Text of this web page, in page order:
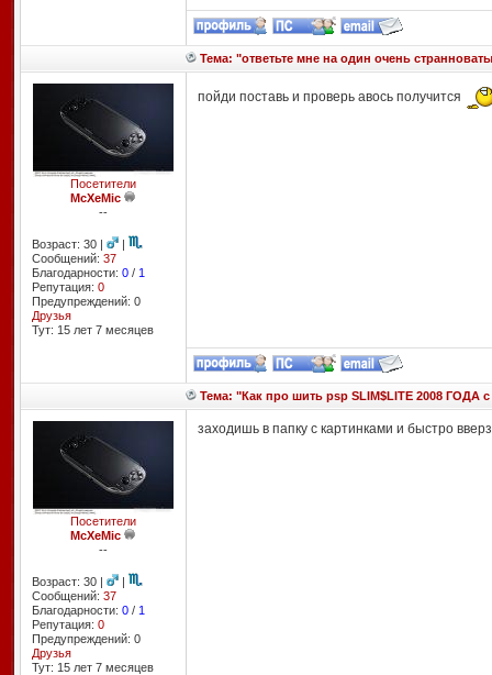
Тема: "ответьте мне на один очень
Посетители
McXeMic
--
Возраст: 30 |
|
Сообщений: 37
Благодарности: 0/ 1
Репутация: 0
Предупреждений: 0
Друзья
Тут: 15 лет 7 месяцев
пойди поставь и проверь авось получится
Тема: "Как про шить psp SLIM$LITE 2008 ГОДА
Посетители
McXeMic
--
Возраст: 30 |
|
Сообщений: 37
Благодарности: 0/ 1
Репутация: 0
Предупреждений: 0
Друзья
Тут: 15 лет 7 месяцев
заходишь в папку с картинками и быстро